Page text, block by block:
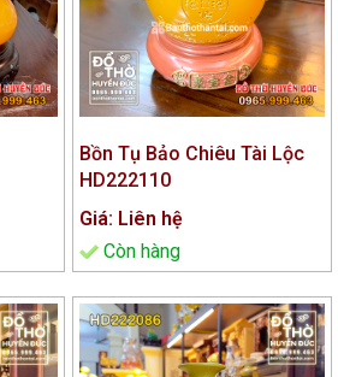
Bồn Tụ Bảo Chiêu Tài Lộc
HD222110
Giá: Liên hệ
Còn hàng